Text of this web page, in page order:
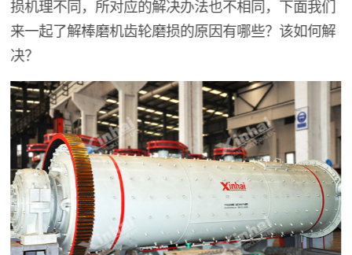
损机理不同，所对应的解决办法也不相同，下面我们
来一起了解棒磨机齿轮磨损的原因有哪些？该如何解
决？